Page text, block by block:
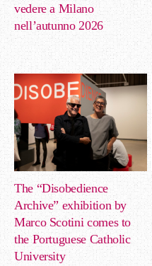
vedere a Milano
nell’autunno 2026
The “Disobedience
Archive” exhibition by
Marco Scotini comes to
the Portuguese Catholic
University